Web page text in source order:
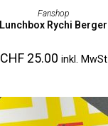
IN DEN WARENKORB
Fanshop
Lunchbox Rychi Berger
CHF25.00 inkl. MwSt